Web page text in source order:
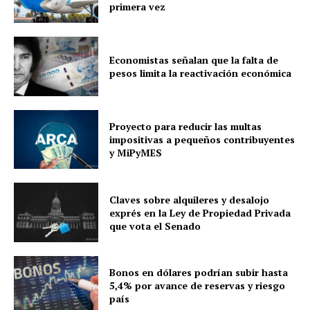
primera vez
Economistas señalan que la falta de
pesos limita la reactivación económica
Proyecto para reducir las multas
impositivas a pequeños contribuyentes
y MiPyMES
Claves sobre alquileres y desalojo
exprés en la Ley de Propiedad Privada
que vota el Senado
Bonos en dólares podrían subir hasta
5,4% por avance de reservas y riesgo
país